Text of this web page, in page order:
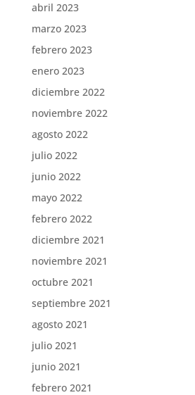
abril 2023
marzo 2023
febrero 2023
enero 2023
diciembre 2022
noviembre 2022
agosto 2022
julio 2022
junio 2022
mayo 2022
febrero 2022
diciembre 2021
noviembre 2021
octubre 2021
septiembre 2021
agosto 2021
julio 2021
junio 2021
febrero 2021